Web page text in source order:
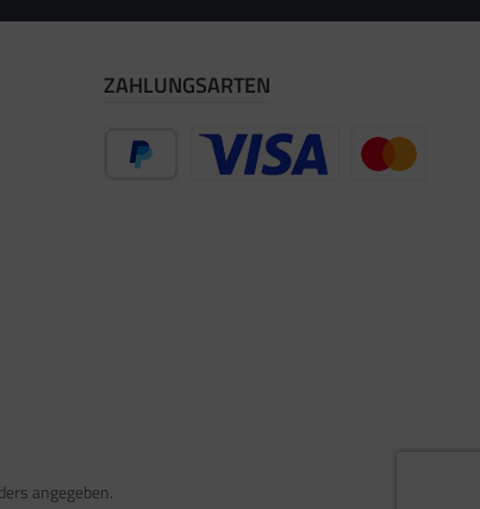
ZAHLUNGSARTEN
angegeben.